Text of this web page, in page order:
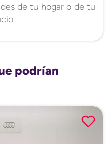
de tu hogar o de tu
podrían